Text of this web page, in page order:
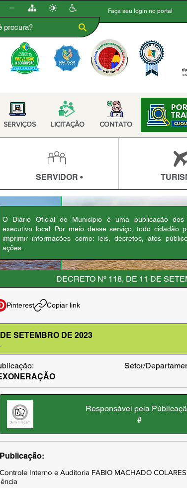
Faça seu login no portal
SERVIÇOS LICITAÇÃO CONTATO
SERVIDOR •
O Diário Oficial do Município é uma publicação
executivo local. Por meio desse serviço, todo cidadão
imprimir informações como: leis, decretos, atos
ações.
DECRETO Nº 118, DE 11 DE
Pinterest Copiar link
SETEMBRO DE 2023
Setor/
Responsável pela
#
Interno e Auditoria FABIO MACHADO